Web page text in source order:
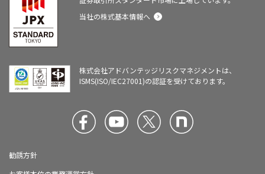
当社の株式基本情報へ
株式会社アドバンテッジリスクマネジメントは、
ISMS(ISO/IEC27001)の認証を受けております。
勧誘方針